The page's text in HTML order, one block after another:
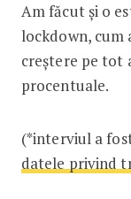
Am făcut și o
lockdown, cum
creștere pe tot
procentuale.
(*interviul a
datele privind